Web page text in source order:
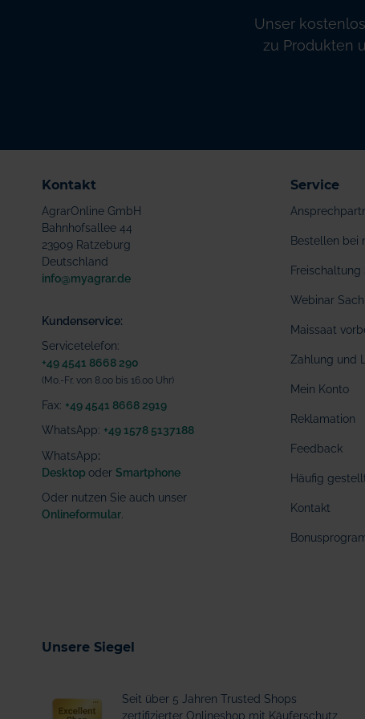
Unser
zu Produkten
Kontakt
AgrarOnline GmbH
Bahnhofsallee 44
23909 Ratzeburg
Deutschland
info@myagrar.de
Kundenservice:
Servicetelefon:
+49 4541 8668 290
(Mo.-Fr. von 8.00 bis 16.00 Uhr)
Fax: +49 4541 8668 2919
WhatsApp: +49 1578 5137188
WhatsApp:
Desktop oder Smartphone
Oder nutzen Sie auch unser
Onlineformular
Service
Bestellen bei
Freischaltung
Webinar
Maissaat
Zahlung und
Mein Konto
Reklamation
Feedback
Häufig
Kontakt
Unsere Siegel
Seit über 5 Jahren Trusted Shops
zertifizierter Onlineshop mit Käuferschutz